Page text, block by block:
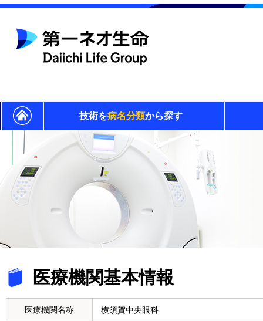
技術を病名分類から探す
医療機関基本情報
医療機関名称 横須賀中央眼科